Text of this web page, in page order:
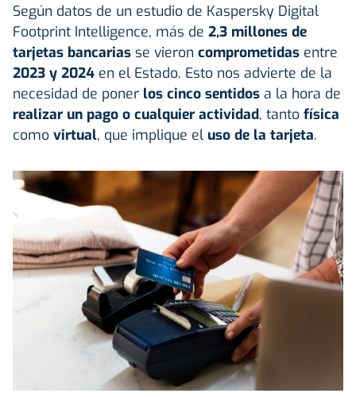
Según datos de un estudio de Kaspersky Digital
Footprint Intelligence, más de 2,3 millones de
tarjetas bancarias se vieron comprometidas entre
2023 y 2024 en el Estado. Esto nos advierte de la
necesidad de poner los cinco sentidos a la hora de
realizar un pago o cualquier actividad, tanto física
como virtual, que implique el uso de la tarjeta.